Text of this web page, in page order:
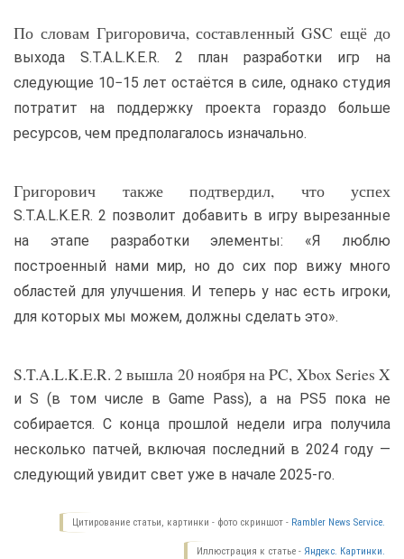
По словам Григоровича, составленный GSC ещё до
выхода S.T.A.L.K.E.R. 2 план разработки игр на
следующие 10−15 лет остаётся в силе, однако студия
потратит на поддержку проекта гораздо больше
ресурсов, чем предполагалось изначально.
Григорович также подтвердил, что успех
S.T.A.L.K.E.R. 2 позволит добавить в игру вырезанные
на этапе разработки элементы: «Я люблю
построенный нами мир, но до сих пор вижу много
областей для улучшения. И теперь у нас есть игроки,
для которых мы можем, должны сделать это».
S.T.A.L.K.E.R. 2 вышла 20 ноября на PC, Xbox Series X
и S (в том числе в Game Pass), а на PS5 пока не
собирается. С конца прошлой недели игра получила
несколько патчей, включая последний в 2024 году —
следующий увидит свет уже в начале 2025-го.
Цитирование статьи, картинки - фото скриншот - Rambler News Service.
Иллюстрация к статье - Яндекс. Картинки.